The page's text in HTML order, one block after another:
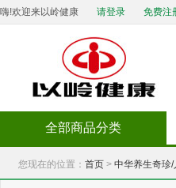
嗨!欢迎来以岭健康 请登录 免费注
全部商品分类
您现在的位置： 首页 > 中华养生奇珍